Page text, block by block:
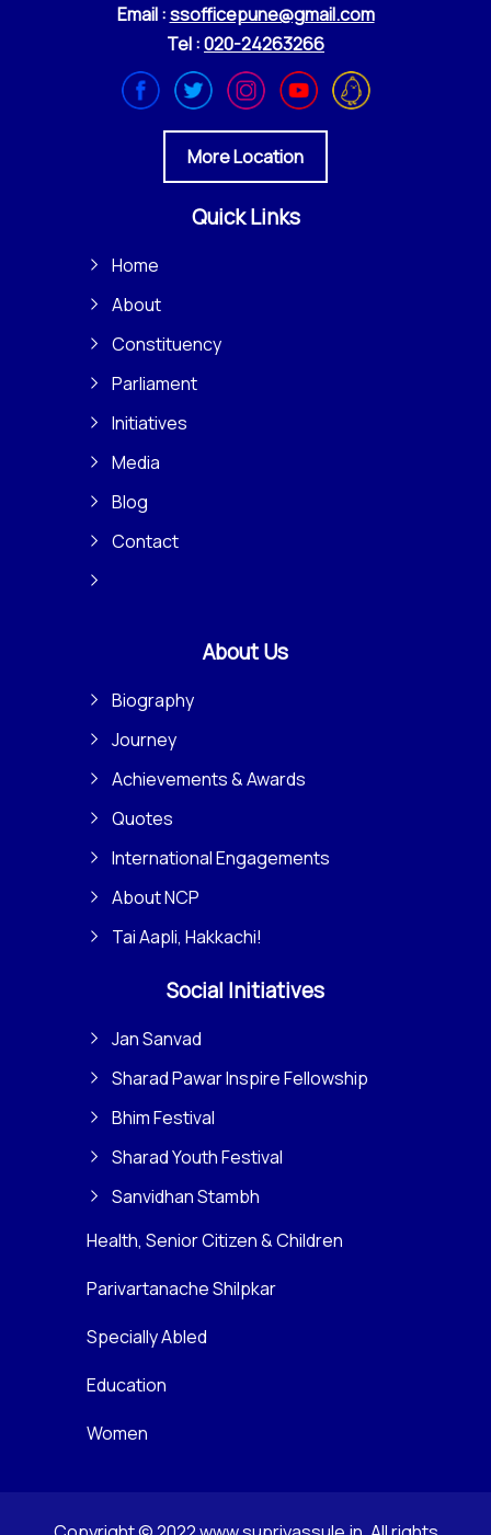
Email :ssofficepune@gmail.com
Tel :020-24263266
More Location
Quick Links
Home
About
Constituency
Parliament
Initiatives
Media
Blog
Contact
About Us
Biography
Journey
Achievements & Awards
Quotes
International Engagements
About NCP
Tai Aapli, Hakkachi!
Social Initiatives
Jan Sanvad
Sharad Pawar Inspire Fellowship
Bhim Festival
Sharad Youth Festival
Sanvidhan Stambh
Health, Senior Citizen & Children
Parivartanache Shilpkar
Specially Abled
Education
Women